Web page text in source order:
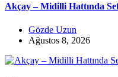
Akçay – Midilli Hattında
Gözde Uzun
Ağustos 8, 2026